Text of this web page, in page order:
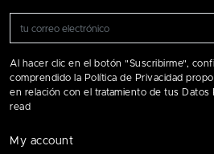
Al hacer clic en el botón "Suscribirme",
comprendido la Política de Privacidad
en relación con el tratamiento de tus Datos
read
My account